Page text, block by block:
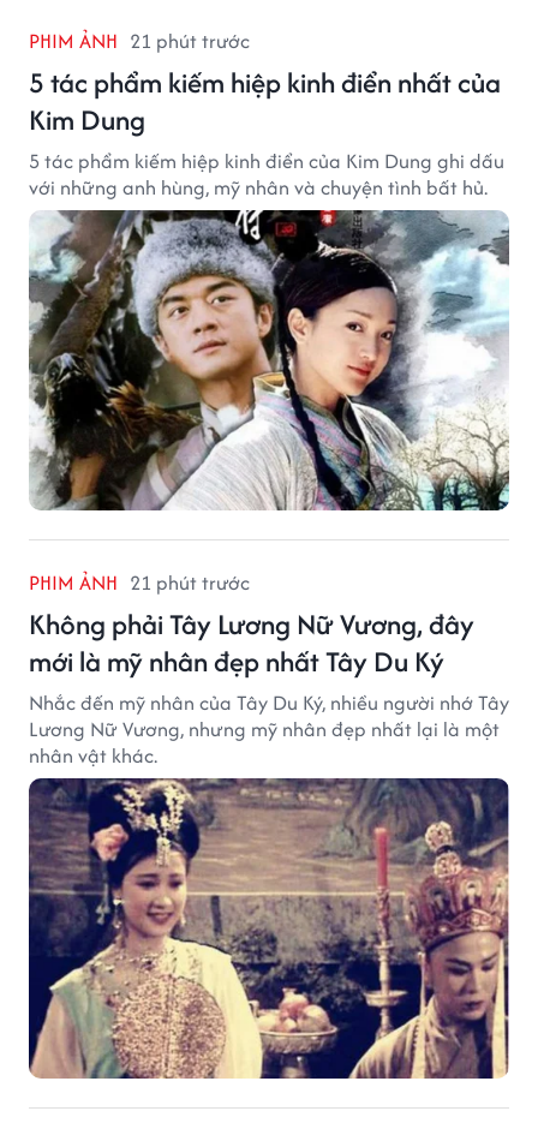
PHIM ẢNH 21 phút trước
5 tác phẩm kiếm hiệp kinh điển nhất của
Kim Dung
5 tác phẩm kiếm hiệp kinh điển của Kim Dung ghi dấu
với những anh hùng, mỹ nhân và chuyện tình bất hủ.
PHIM ẢNH 21 phút trước
Không phải Tây Lương Nữ Vương, đây
mới là mỹ nhân đẹp nhất Tây Du Ký
Nhắc đến mỹ nhân của Tây Du Ký, nhiều người nhớ Tây
Lương Nữ Vương, nhưng mỹ nhân đẹp nhất lại là một
nhân vật khác.